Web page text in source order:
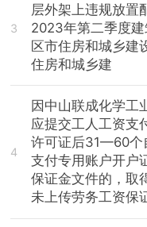
3
层外架上违规放置
2023年第二季度建
区市住房和城乡建
住房和城乡建
4
因中山联成化学工
应提交工人工资支
许可证后31—60个
支付专用账户开户
保证金文件的，取
未上传劳务工资保